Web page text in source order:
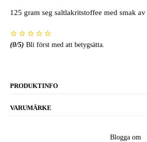
125 gram seg saltlakritstoffee med smak
(0/5) Bli först med att betygsätta.
PRODUKTINFO
VARUMÄRKE
Blogga om